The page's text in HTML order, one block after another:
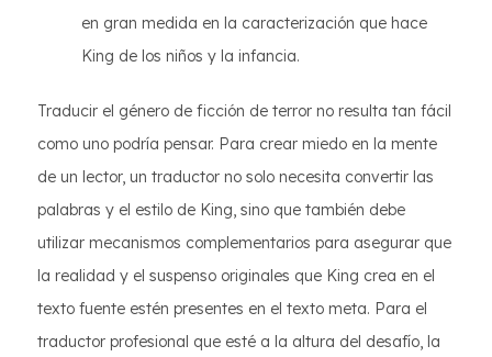
en gran medida en la caracterización que hace
King de los niños y la infancia.
Traducir el género de ficción de terror no resulta tan fácil
como uno podría pensar. Para crear miedo en la mente
de un lector, un traductor no solo necesita convertir las
palabras y el estilo de King, sino que también debe
utilizar mecanismos complementarios para asegurar que
la realidad y el suspenso originales que King crea en el
texto fuente estén presentes en el texto meta. Para el
traductor profesional que esté a la altura del desafío, la